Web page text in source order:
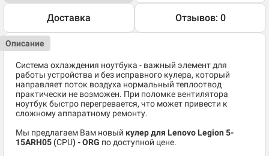
Доставка Отзывов: 0
Описание
Система охлаждения ноутбука - важный элемент для
работы устройства и без исправного кулера, который
направляет поток воздуха нормальный теплоотвод
практически не возможен. При поломке вентилятора
ноутбук быстро перегревается, что может привести к
сложному аппаратному ремонту.
Мы предлагаем Вам новый кулер для Lenovo Legion 5-
15ARH05 (CPU) - ORG по доступной цене.